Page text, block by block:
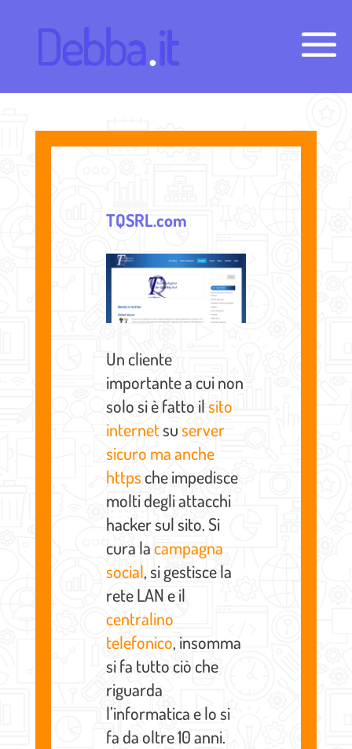
TQSRL.com
Un cliente
importante a cui non
solo si è fatto ilsito
internetsuserver
sicuro ma anche
httpsche impedisce
molti degli attacchi
hacker sul sito. Si
cura la campagna
social, si gestisce la
rete LAN e il
centralino
telefonico, insomma
si fa tutto ciò che
riguarda
l’informatica e lo si
fa da oltre 10 anni.